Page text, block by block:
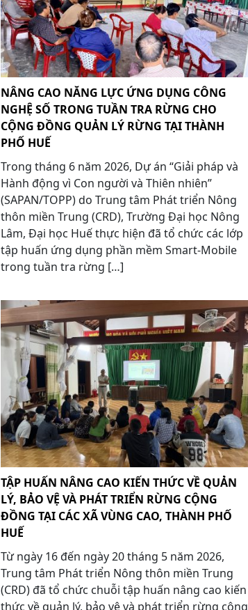
NÂNG CAO NĂNG LỰC ỨNG DỤNG CÔNG
NGHỆ SỐ TRONG TUẦN TRA RỪNG CHO
CỘNG ĐỒNG QUẢN LÝ RỪNG TẠI THÀNH
PHỐ HUẾ
Trong tháng 6 năm 2026, Dự án “Giải pháp và
Hành động vì Con người và Thiên nhiên”
(SAPAN/TOPP) do Trung tâm Phát triển Nông
thôn miền Trung (CRD), Trường Đại học Nông
Lâm, Đại học Huế thực hiện đã tổ chức các lớp
tập huấn ứng dụng phần mềm Smart-Mobile
trong tuần tra rừng […]
TẬP HUẤN NÂNG CAO KIẾN THỨC VỀ QUẢN
LÝ, BẢO VỆ VÀ PHÁT TRIỂN RỪNG CỘNG
ĐỒNG TẠI CÁC XÃ VÙNG CAO, THÀNH PHỐ
HUẾ
Từ ngày 16 đến ngày 20 tháng 5 năm 2026,
Trung tâm Phát triển Nông thôn miền Trung
(CRD) đã tổ chức chuỗi tập huấn nâng cao kiến
thức về quản lý, bảo vệ và phát triển rừng cộng